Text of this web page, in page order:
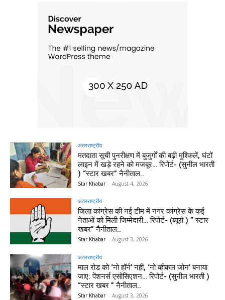
अंतरराष्ट्रीय
मतदाता सूची पुनरीक्षण में बुजुर्गों की बढ़ी मुश्किलें, घंटों
लाइन में खड़े रहने को मजबूर… रिपोर्ट- (सुनील भारती
) “स्टार खबर” नैनीताल..
Star Khabar - August 4, 2026
अंतरराष्ट्रीय
जिला कांग्रेस की नई टीम में नगर कांग्रेस के कई
नेताओं को मिली जिम्मेदारी… रिपोर्ट- (ब्यूरो ) ” स्टार
खबर” नैनीताल..
Star Khabar - August 3, 2026
अंतरराष्ट्रीय
माल रोड को ‘नो हॉर्न’ नहीं, ‘नो व्हीकल जोन’ बनाया
जाए: पेंशनर्स एसोसिएशन… रिपोर्ट- (सुनील भारती )
“स्टार खबर ” नैनीताल..
Star Khabar - August 3, 2026